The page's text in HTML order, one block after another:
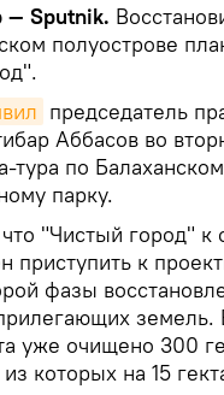
— Sputnik.
полуострове
председатель
Аббасов во
тура по
парку.
"Чистый город" к
приступить к
фазы
земель.
уже очищено 300
которых на 15